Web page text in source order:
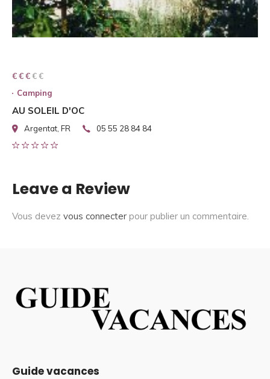
€ € € € €
€ € €
Camping
AU SOLEIL D'OC
Argentat, FR 05 55 28 84 84
Leave a Review
Vous devez vous connecter pour publier un commentaire.
Guide vacances